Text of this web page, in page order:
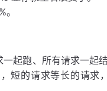
起跑、所有请求一起
短的请求等长的请求